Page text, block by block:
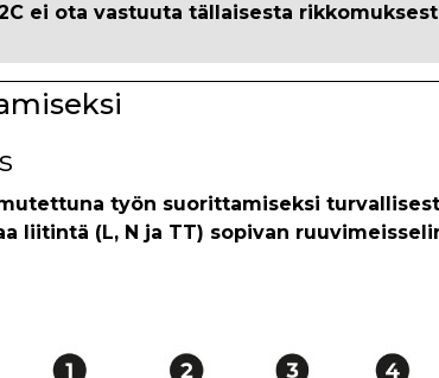
ei ota vastuuta tällaisesta
työn suorittamiseksi
liitintä (L, N ja TT) sopivan